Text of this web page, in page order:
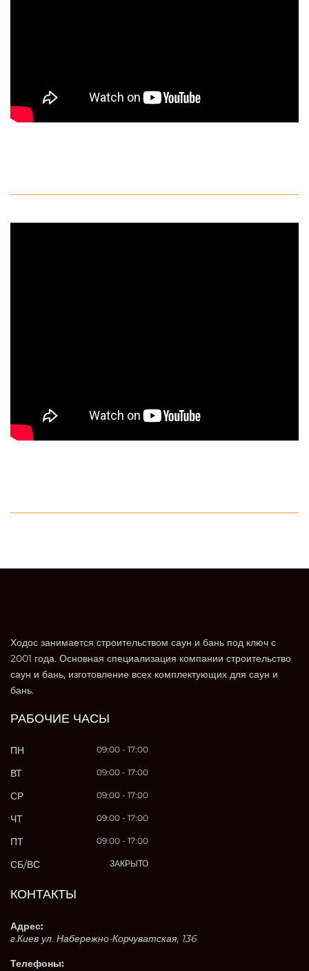
Ходос занимается строительством саун и бань под ключ с
2001 года. Основная специализация компании строительство
саун и бань, изготовление всех комплектующих для саун и
бань.
РАБОЧИЕ ЧАСЫ
ПН 09:00 - 17:00
ВТ 09:00 - 17:00
СР 09:00 - 17:00
ЧТ 09:00 - 17:00
ПТ 09:00 - 17:00
СБ/ВС ЗАКРЫТО
КОНТАКТЫ
Адрес:
г.Киев ул. Набережно-Корчуватская, 136
Телефоны: